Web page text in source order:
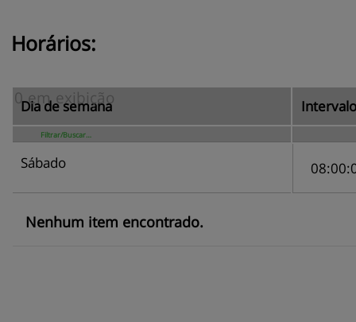
Horários:
Dia de semana
Sábado 08:00:
Nenhum item encontrado.